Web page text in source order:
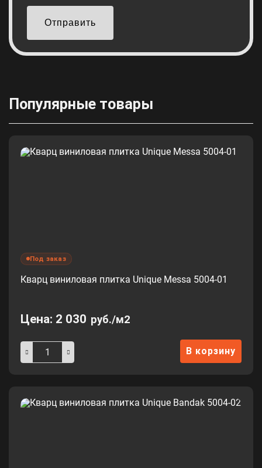
Отправить
Популярные товары
Под заказ
Кварц виниловая плитка Unique Messa 5004-01
Цена: 2 030 руб./м2
В корзину